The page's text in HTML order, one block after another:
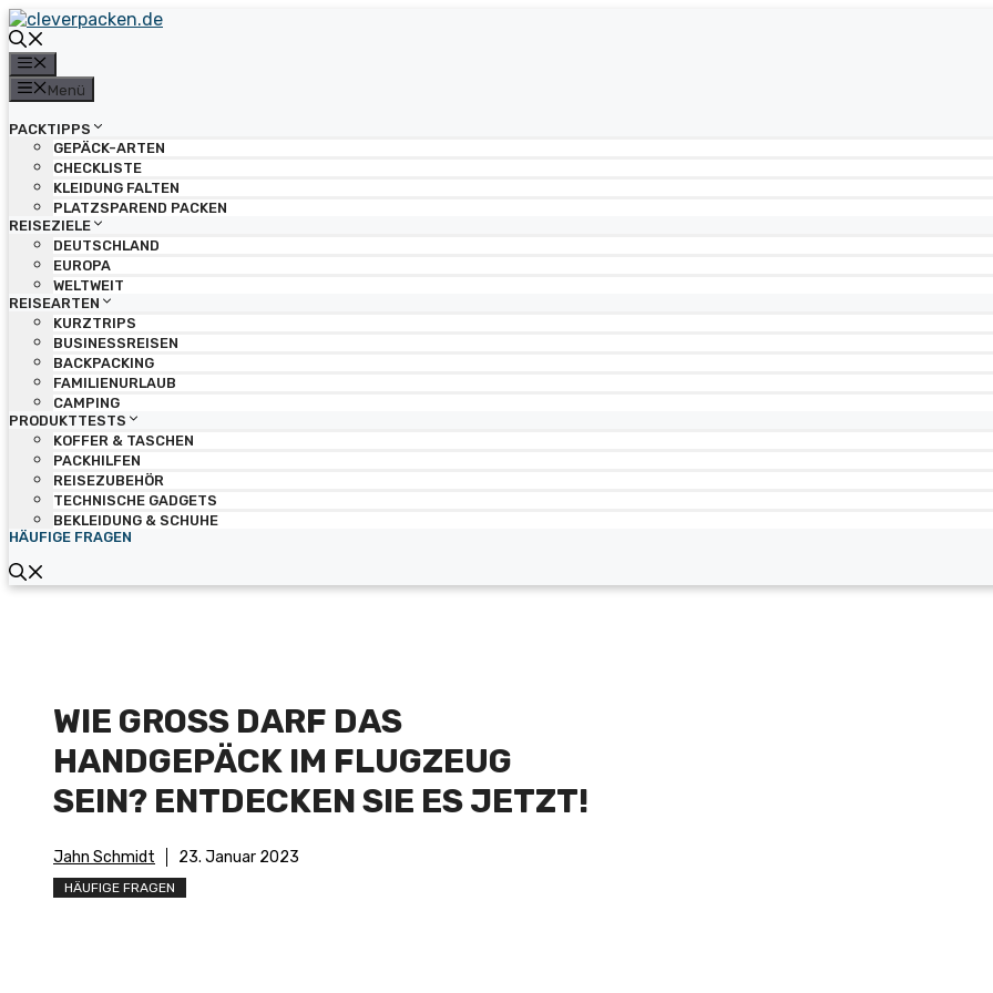
Zum
Inhalt
springen
Menü
PACKTIPPS
GEPÄCK-ARTEN
CHECKLISTE
KLEIDUNG FALTEN
PLATZSPAREND PACKEN
REISEZIELE
DEUTSCHLAND
EUROPA
WELTWEIT
REISEARTEN
KURZTRIPS
BUSINESSREISEN
BACKPACKING
FAMILIENURLAUB
CAMPING
PRODUKTTESTS
KOFFER & TASCHEN
PACKHILFEN
REISEZUBEHÖR
TECHNISCHE GADGETS
BEKLEIDUNG & SCHUHE
HÄUFIGE FRAGEN
WIE GROSS DARF DAS
HANDGEPÄCK IM FLUGZEUG
SEIN? ENTDECKEN SIE ES JETZT!
Jahn Schmidt 23. Januar 2023
HÄUFIGE FRAGEN